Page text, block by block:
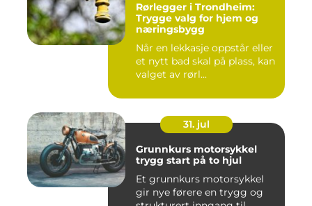
Rørlegger i Trondheim:
Trygge valg for hjem og
næringsbygg
Når en lekkasje oppstår eller
et nytt bad skal på plass, kan
valget av rørl...
31. jul
Grunnkurs motorsykkel
trygg start på to hjul
Et grunnkurs motorsykkel
gir nye førere en trygg og